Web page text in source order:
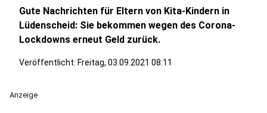
Gute Nachrichten für Eltern von Kita-Kindern in
Lüdenscheid: Sie bekommen wegen des Corona-
Lockdowns erneut Geld zurück.
Veröffentlicht: Freitag, 03.09.2021 08:11
Anzeige